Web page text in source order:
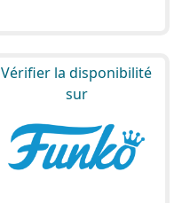
Vérifier la disponibilité
sur